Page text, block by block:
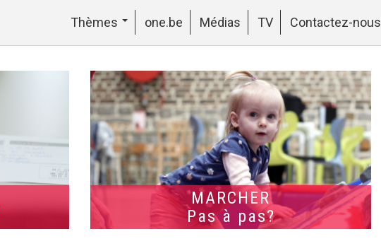
Thèmes one.be Médias TV Contactez-nous
MARCHER
Pas à pas?